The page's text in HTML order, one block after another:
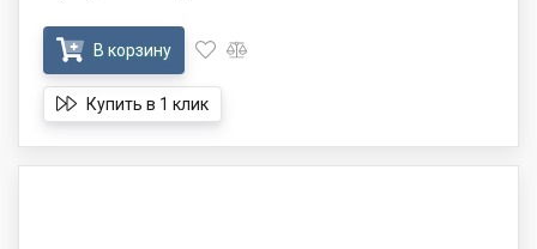
В корзину
Купить в 1 клик